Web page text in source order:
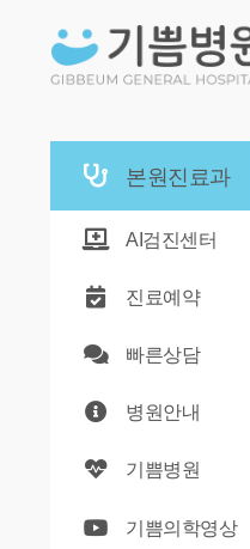
본원진료과
AI검진센터
진료예약
빠른상담
병원안내
기쁨병원
기쁨의학영상